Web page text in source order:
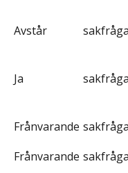
Avstår
Ja
Frånvarande
Frånvarande